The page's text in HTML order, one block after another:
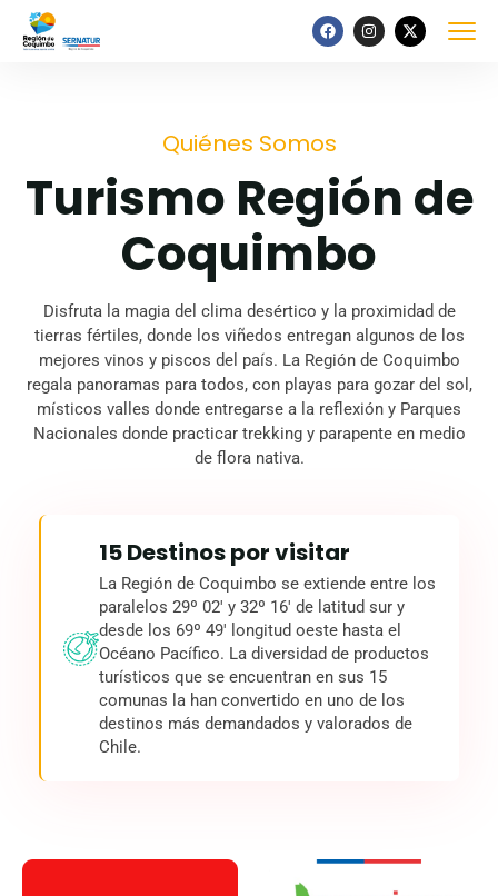
Quiénes Somos
Turismo Región de
Coquimbo
Disfruta la magia del clima desértico y la proximidad de
tierras fértiles, donde los viñedos entregan algunos de los
mejores vinos y piscos del país. La Región de Coquimbo
regala panoramas para todos, con playas para gozar del sol,
místicos valles donde entregarse a la reflexión y Parques
Nacionales donde practicar trekking y parapente en medio
de flora nativa.
15 Destinos por visitar
La Región de Coquimbo se extiende entre los
paralelos 29º 02' y 32º 16' de latitud sur y
desde los 69º 49' longitud oeste hasta el
Océano Pacífico. La diversidad de productos
turísticos que se encuentran en sus 15
comunas la han convertido en uno de los
destinos más demandados y valorados de
Chile.